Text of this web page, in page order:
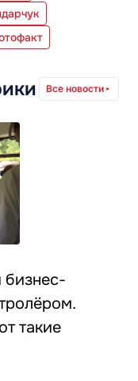
Все новости
бизнес-
такие